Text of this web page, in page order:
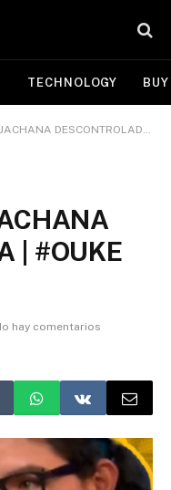
TECHNOLOGY
DESCONTROLADA | #OUKE EN VIVO 🟡
| #OUKE
hay comentarios